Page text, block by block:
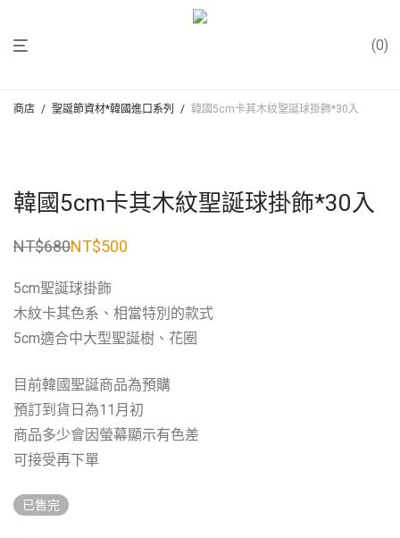
0
商店 / 聖誕節資材*韓國進口系列 / 韓國5cm卡其木紋聖誕球掛飾*30入
韓國5cm卡其木紋聖誕球掛飾*30入
NT$680
原
格：
NT$500
目
格：
5cm聖誕球掛飾
木紋卡其色系、相當特別的款式
5cm適合中大型聖誕樹、花圈
目前韓國聖誕商品為預購
預訂到貨日為11月初
商品多少會因螢幕顯示有色差
可接受再下單
已售完